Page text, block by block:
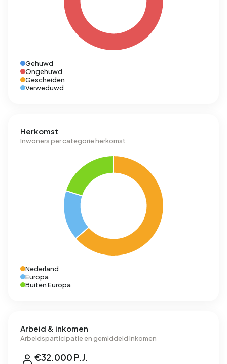
Gehuwd
Ongehuwd
Gescheiden
Verweduwd
Herkomst
Inwoners per categorie herkomst
Nederland
Europa
Buiten Europa
Arbeid & inkomen
Arbeidsparticipatie en gemiddeld inkomen
€32.000 P.J.